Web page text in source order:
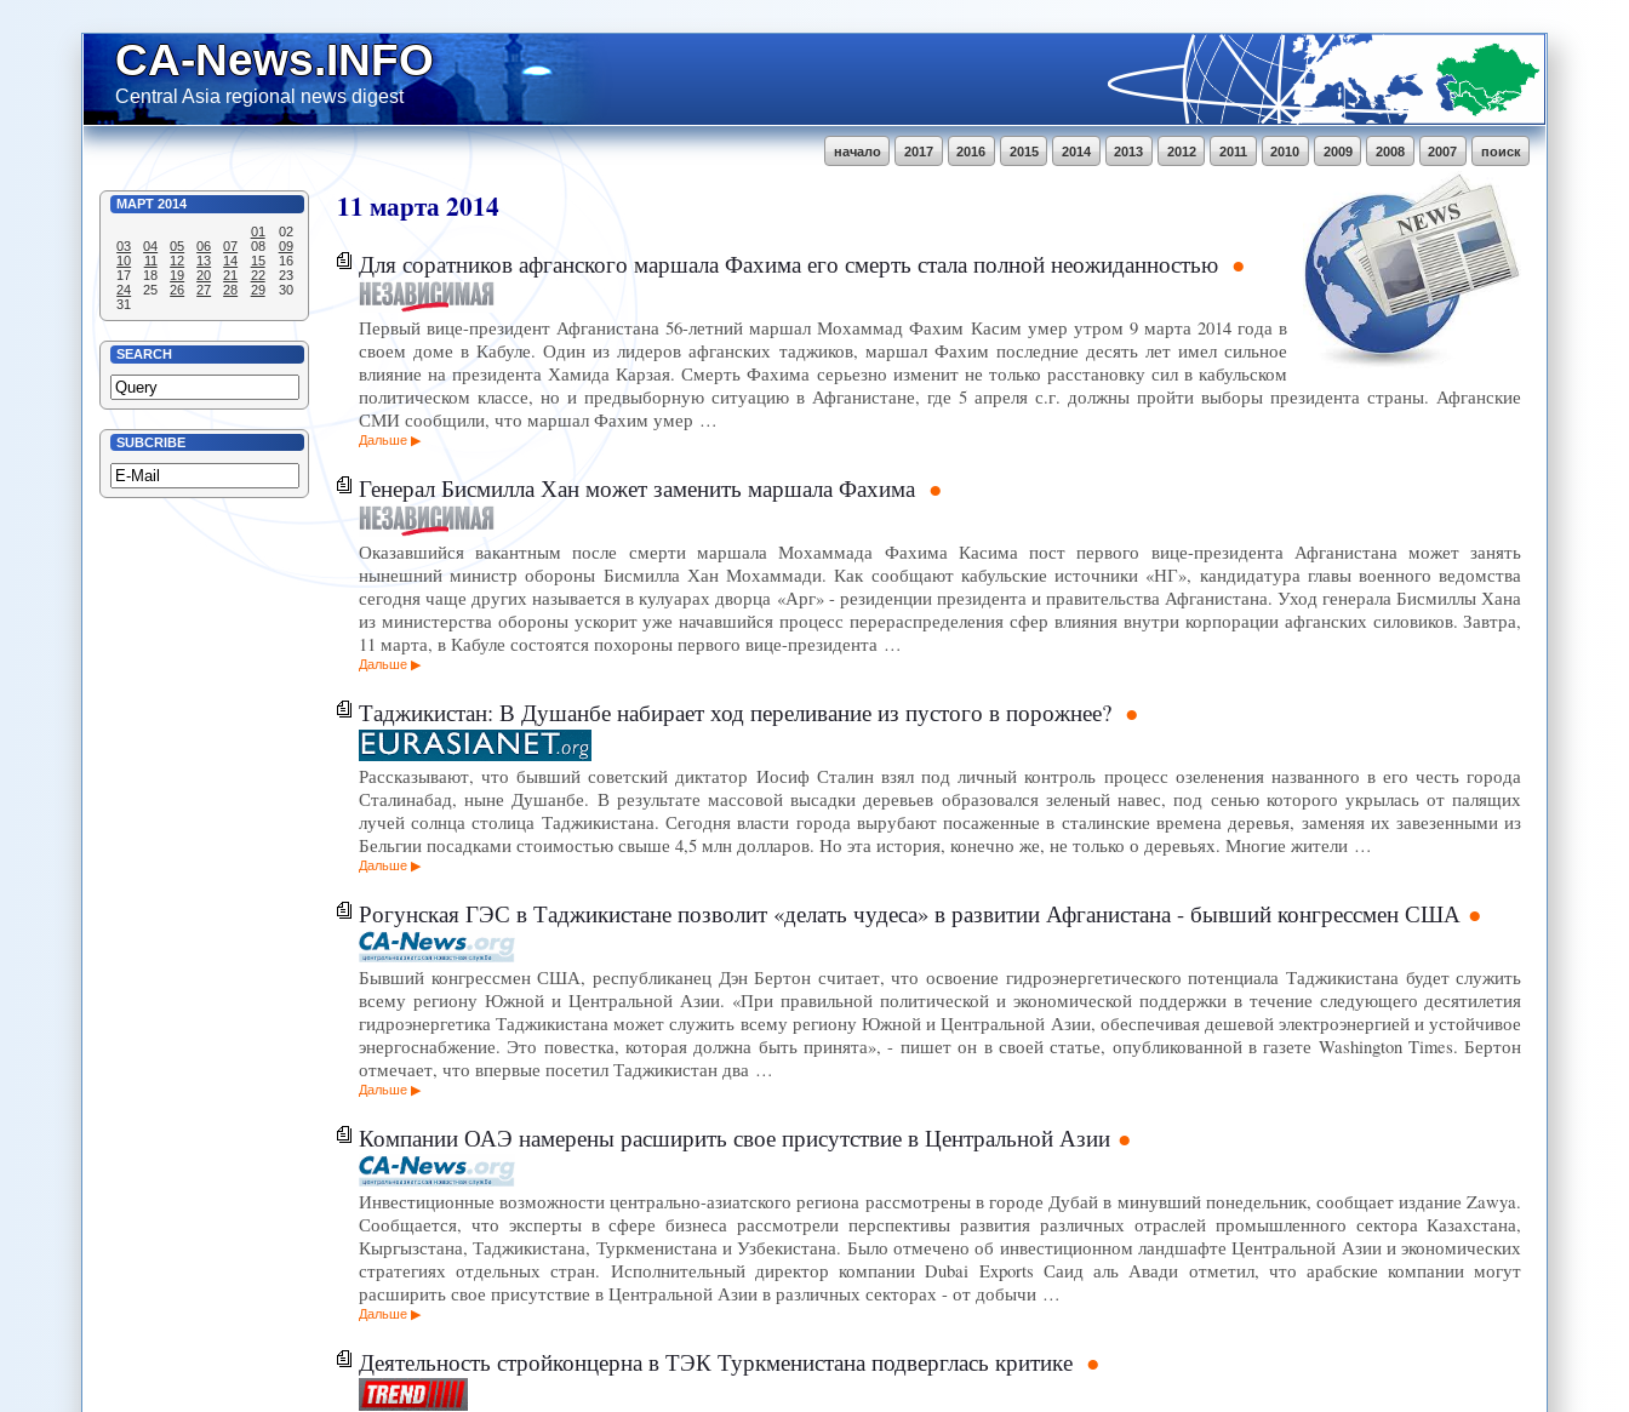
CA-News.INFO
Central Asia regional news digest
поиск
2007
2008
2009
2010
2011
2012
2013
2014
2015
2016
2017
начало
МАРТ 2014
01
02
03
04 05 06 07 08
09
10
11 12 13 14 15
16
17
18 19 20 21 22
23
24
25 26 27 28 29
30
31
SEARCH
SUBCRIBE
11марта2014
Для соратников афганского маршала Фахима его смерть стала полной неожиданностью
Первый вице-президент Афганистана 56-летний маршал Мохаммад Фахим Касим умер утром 9 марта 2014 года в
своем доме в Кабуле. Один из лидеров афганских таджиков, маршал Фахим последние десять лет имел сильное
влияние на президента Хамида Карзая. Смерть Фахима серьезно изменит не только расстановку сил в кабульском
политическом классе, но и предвыборную ситуацию в Афганистане, где 5 апреля с.г. должны пройти выборы президента страны. Афганские
СМИ сообщили, что маршал Фахим умер …
Дальше
Генерал Бисмилла Хан может заменить маршала Фахима
Оказавшийся вакантным после смерти маршала Мохаммада Фахима Касима пост первого вице-президента Афганистана может занять
нынешний министр обороны Бисмилла Хан Мохаммади. Как сообщают кабульские источники «НГ», кандидатура главы военного ведомства
сегодня чаще других называется в кулуарах дворца «Арг» - резиденции президента и правительства Афганистана. Уход генерала Бисмиллы Хана
из министерства обороны ускорит уже начавшийся процесс перераспределения сфер влияния внутри корпорации афганских силовиков. Завтра,
11 марта, в Кабуле состоятся похороны первого вице-президента …
Дальше
Таджикистан: В Душанбе набирает ход переливание из пустого в порожнее?
Рассказывают, что бывший советский диктатор Иосиф Сталин взял под личный контроль процесс озеленения названного в его честь города
Сталинабад, ныне Душанбе. В результате массовой высадки деревьев образовался зеленый навес, под сенью которого укрылась от палящих
лучей солнца столица Таджикистана. Сегодня власти города вырубают посаженные в сталинские времена деревья, заменяя их завезенными из
Бельгии посадками стоимостью свыше 4,5 млн долларов. Но эта история, конечно же, не только о деревьях. Многие жители …
Дальше
Рогунская ГЭС в Таджикистане позволит «делать чудеса» в развитии Афганистана - бывший конгрессмен США
Бывший конгрессмен США, республиканец Дэн Бертон считает, что освоение гидроэнергетического потенциала Таджикистана будет служить
всему региону Южной и Центральной Азии. «При правильной политической и экономической поддержки в течение следующего десятилетия
гидроэнергетика Таджикистана может служить всему региону Южной и Центральной Азии, обеспечивая дешевой электроэнергией и устойчивое
энергоснабжение. Это повестка, которая должна быть принята», - пишет он в своей статье, опубликованной в газете Washington Times. Бертон
отмечает, что впервые посетил Таджикистан два …
Дальше
Компании ОАЭ намерены расширить свое присутствие в Центральной Азии
Инвестиционные возможности центрально-азиатского региона рассмотрены в городе Дубай в минувший понедельник, сообщает издание Zawya.
Сообщается, что эксперты в сфере бизнеса рассмотрели перспективы развития различных отраслей промышленного сектора Казахстана,
Кыргызстана, Таджикистана, Туркменистана и Узбекистана. Было отмечено об инвестиционном ландшафте Центральной Азии и экономических
стратегиях отдельных стран. Исполнительный директор компании Dubai Exports Саид аль Авади отметил, что арабские компании могут
расширить свое присутствие в Центральной Азии в различных секторах - от добычи …
Дальше
Деятельность стройконцерна в ТЭК Туркменистана подверглась критике